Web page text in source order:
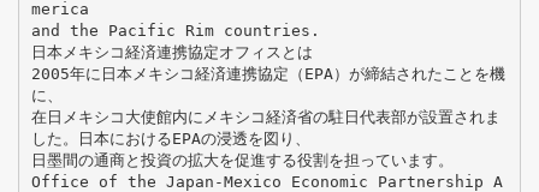
merica
and the Pacific Rim countries.
日本メキシコ経済連携協定オフィスとは
2005年に日本メキシコ経済連携協定（EPA）が締結されたことを機
に、
在日メキシコ大使館内にメキシコ経済省の駐日代表部が設置されま
した。日本におけるEPAの浸透を図り、
日墨間の通商と投資の拡大を促進する役割を担っています。
Office of the Japan-Mexico Economic Partnership A